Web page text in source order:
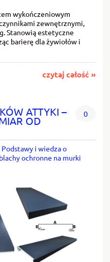
wykończeniowym
zewnętrznymi,
Stanowią estetyczne
barierę dla żywiołów i
czytaj całość »
ATTYKI –
OD
0
Podstawy i wiedza o
ochronne na murki